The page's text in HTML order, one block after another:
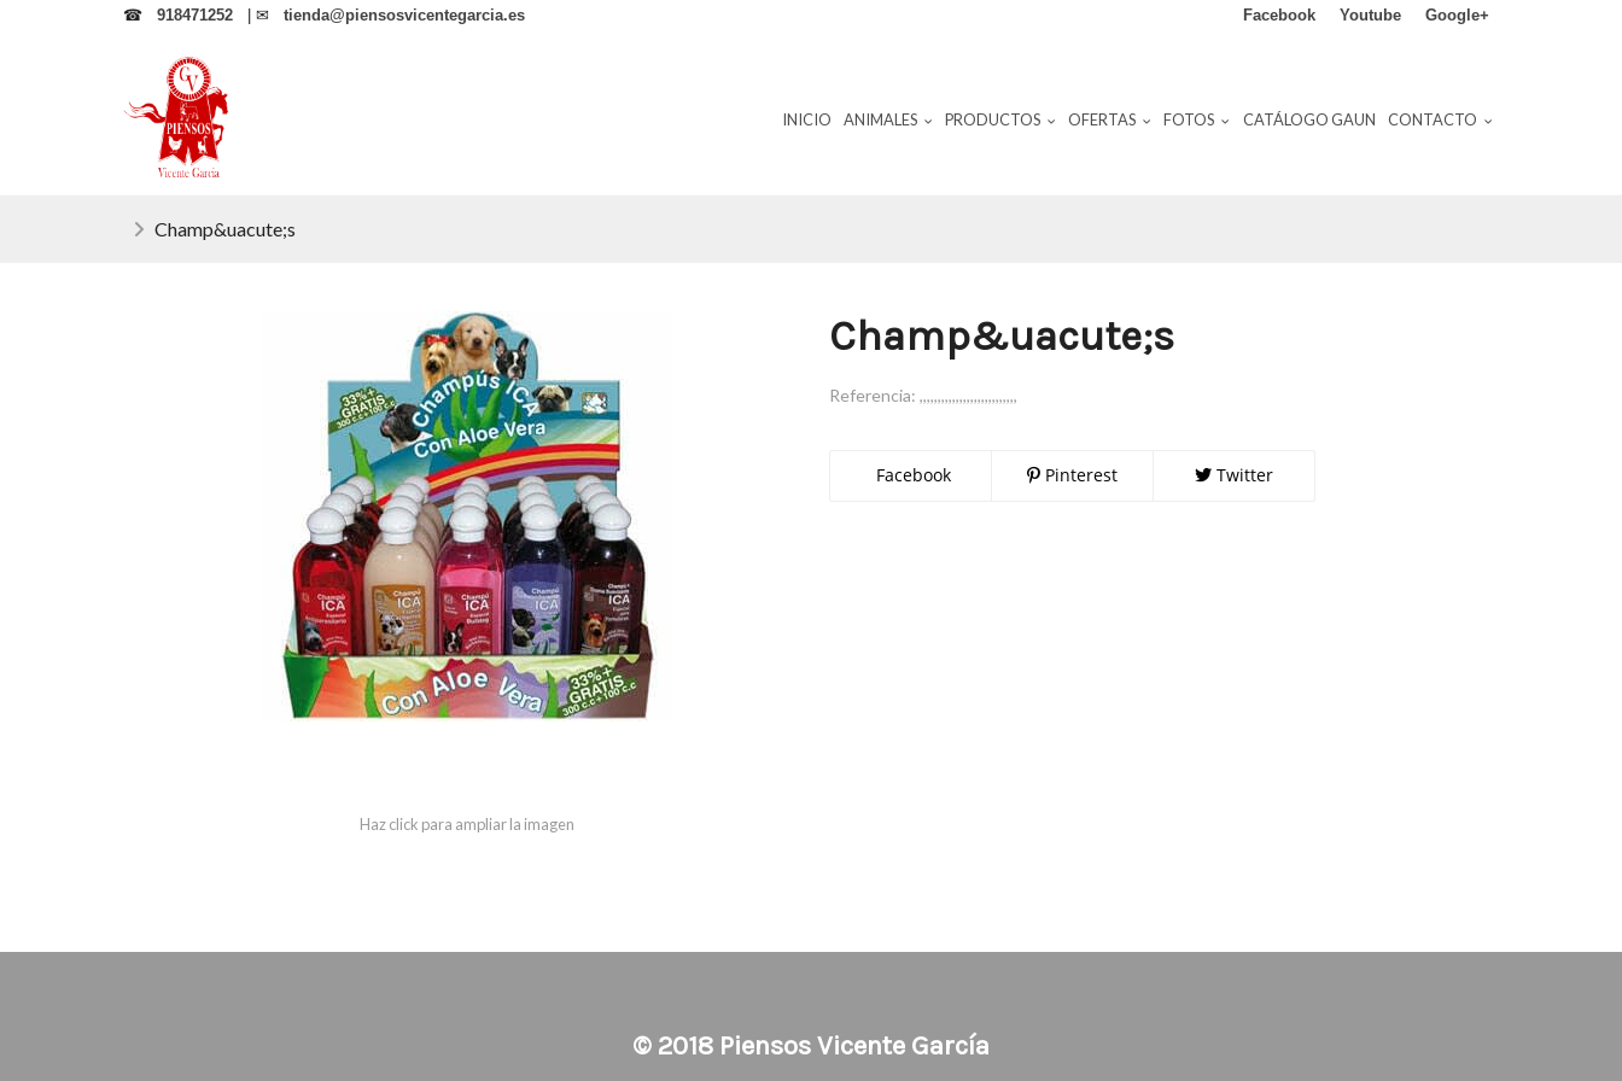
☎ 918471252 | ✉ tienda@piensosvicentegarcia.es Facebook Youtube Google+
INICIO ANIMALES PRODUCTOS OFERTAS FOTOS CATÁLOGO GAUN CONTACTO
Champ&uacute;s
Haz click para ampliar la imagen
Champ&uacute;s
Referencia: ,,,,,,,,,,,,,,,,,,,,,,,,,,,
Facebook Pinterest Twitter
© 2018 Piensos Vicente García